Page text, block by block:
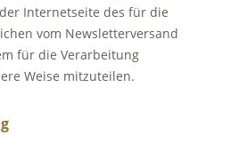
Internetseite des für die
vom Newsletterversand
für die Verarbeitung
Weise mitzuteilen.